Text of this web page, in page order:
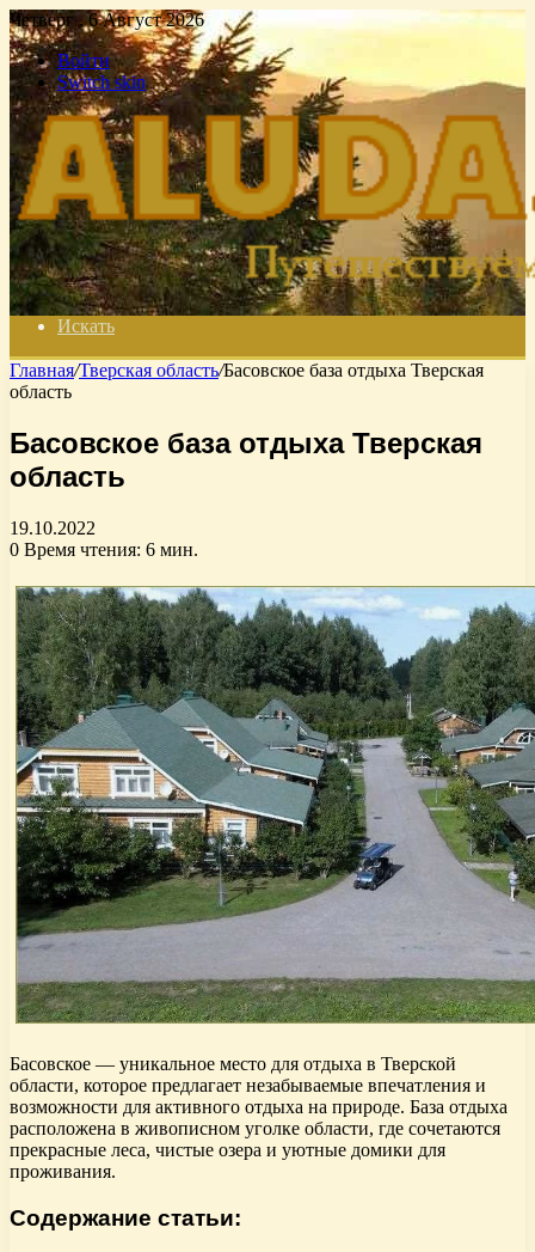
Четверг , 6 Август 2026
Войти
Switch skin
Искать
Главная/Тверская область/Басовское база отдыха Тверская
область
Басовское база отдыха Тверская
область
19.10.2022
0 Время чтения: 6 мин.
Басовское — уникальное место для отдыха в Тверской
области, которое предлагает незабываемые впечатления и
возможности для активного отдыха на природе. База отдыха
расположена в живописном уголке области, где сочетаются
прекрасные леса, чистые озера и уютные домики для
проживания.
Содержание статьи: